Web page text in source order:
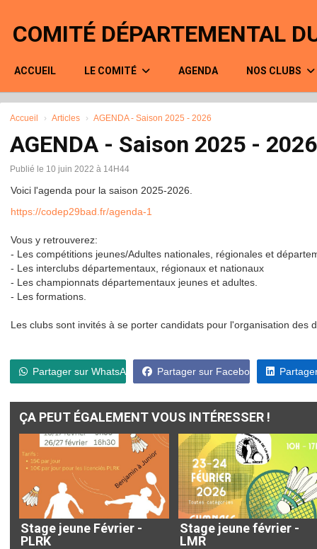
COMITÉ DÉPARTEMENTAL
ACCUEIL LE COMITÉ AGENDA NOS CLUBS
Accueil Articles AGENDA - Saison 2025 - 2026
AGENDA - Saison 2025 - 2026
Publié le 10 juin 2022 à 14H44
Voici l'agenda pour la saison 2025-2026.
https://codep29bad.fr/agenda-1
Vous y retrouverez:
- Les compétitions jeunes/Adultes nationales, régionales et
- Les interclubs départementaux, régionaux et nationaux
- Les championnats départementaux jeunes et adultes.
- Les formations.
Les clubs sont invités à se porter candidats pour l'organisation des
Partager sur WhatsApp Partager sur Facebook
ÇA PEUT ÉGALEMENT VOUS INTÉRESSER !
Stage jeune Février -
PLRK
Stage jeune février -
LMR